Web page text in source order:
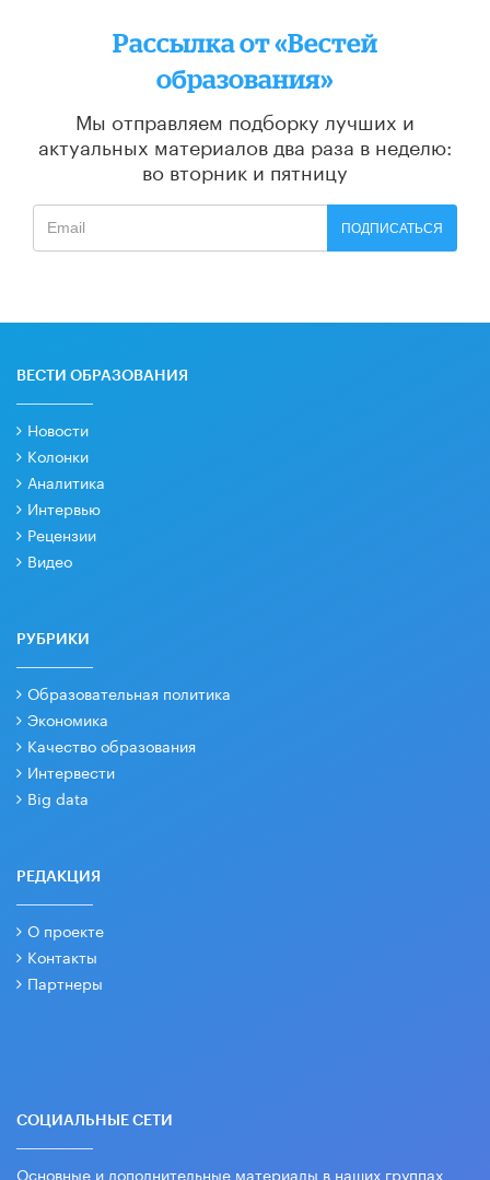
Рассылка от «Вестей
образования»
Мы отправляем подборку лучших и
актуальных материалов два раза в неделю:
во вторник и пятницу
ПОДПИСАТЬСЯ
ВЕСТИ ОБРАЗОВАНИЯ
Новости
Колонки
Аналитика
Интервью
Рецензии
Видео
РУБРИКИ
Образовательная политика
Экономика
Качество образования
Интервести
Big data
РЕДАКЦИЯ
О проекте
Контакты
Партнеры
СОЦИАЛЬНЫЕ СЕТИ
Основные и дополнительные материалы в наших группах